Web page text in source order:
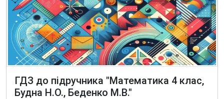
ГДЗ до підручника "Математика 4 клас,
Будна Н.О., Беденко М.В."